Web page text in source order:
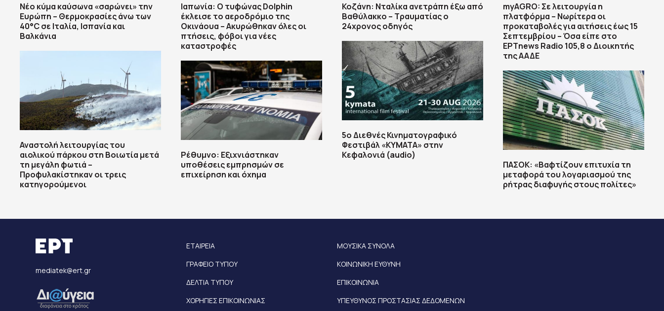
Νέο κύμα καύσωνα «σαρώνει» την
Ευρώπη – Θερμοκρασίες άνω των
40°C σε Ιταλία, Ισπανία και
Βαλκάνια
Αναστολή λειτουργίας του
αιολικού πάρκου στη Βοιωτία μετά
τη μεγάλη φωτιά –
Προφυλακίστηκαν οι τρεις
κατηγορούμενοι
Ιαπωνία: Ο τυφώνας Dolphin
έκλεισε το αεροδρόμιο της
Οκινάουα – Ακυρώθηκαν όλες οι
πτήσεις, φόβοι για νέες
καταστροφές
Ρέθυμνο: Εξιχνιάστηκαν
υποθέσεις εμπρησμών σε
επιχείρηση και όχημα
Κοζάνη: Νταλίκα ανετράπη έξω από
Βαθύλακκο – Τραυματίας ο
24χρονος οδηγός
5ο Διεθνές Κινηματογραφικό
Φεστιβάλ «ΚΥΜΑΤΑ» στην
Κεφαλονιά (audio)
myAGRO: Σε λειτουργία η
πλατφόρμα – Νωρίτερα οι
προκαταβολές για αιτήσεις έως 15
Σεπτεμβρίου – Όσα είπε στο
ΕΡΤnews Radio 105,8 ο Διοικητής
της ΑΑΔΕ
ΠΑΣΟΚ: «Βαφτίζουν επιτυχία τη
μεταφορά του λογαριασμού της
ρήτρας διαφυγής στους πολίτες»
mediatek@ert.gr
ΕΤΑΙΡΕΙΑ
ΓΡΑΦΕΙΟ ΤΥΠΟΥ
ΔΕΛΤΙΑ ΤΥΠΟΥ
ΧΟΡΗΓΙΕΣ ΕΠΙΚΟΙΝΩΝΙΑΣ
ΜΟΥΣΙΚΑ ΣΥΝΟΛΑ
ΚΟΙΝΩΝΙΚΗ ΕΥΘΥΝΗ
ΕΠΙΚΟΙΝΩΝΙΑ
ΥΠΕΥΘΥΝΟΣ ΠΡΟΣΤΑΣΙΑΣ ΔΕΔΟΜΕΝΩΝ